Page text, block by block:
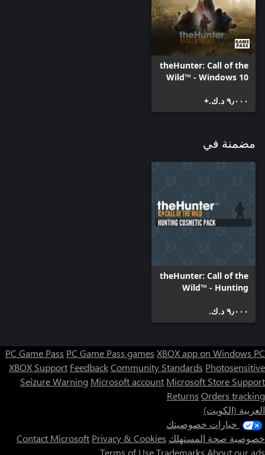
theHunter: Call of the
Wild™ - Windows 10
٩٫٠٠٠ د.ك.‏+
مضمنة في
theHunter: Call of the
Wild™ - Hunting
٩٫٠٠٠ د.ك.‏
PC Game Pass PC Game Pass games XBOX app on Windows PC
XBOX Support FeedbackCommunity Standards Photosensitive
Seizure Warning Microsoft account Microsoft Store Support
Returns Orders tracking
العربية (الكويت)
خيارات خصوصيتك
خصوصية صحة المستهلك
Contact Microsoft Privacy & Cookies
Terms of UseTrademarks About our ads